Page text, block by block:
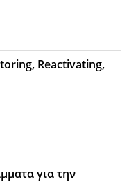
Reactivating,
για την